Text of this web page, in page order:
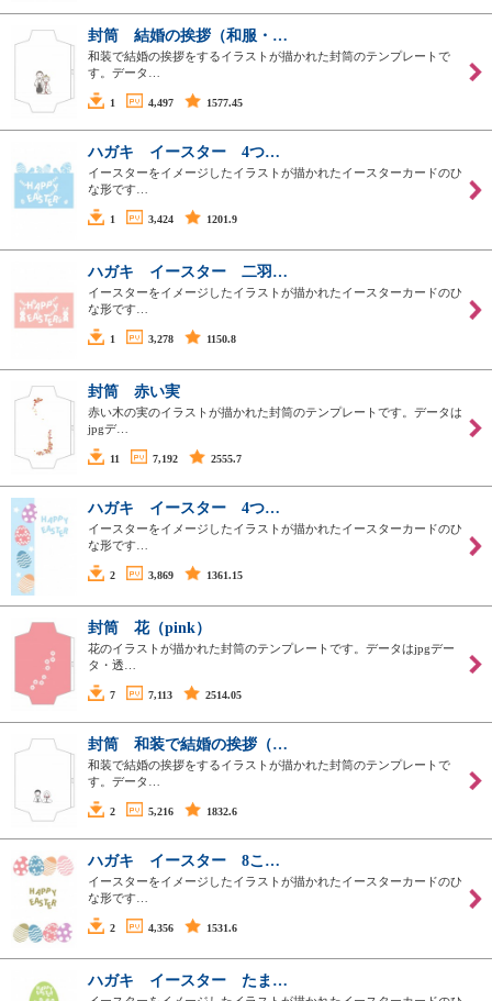
封筒 結婚の挨拶（和服・…
和装で結婚の挨拶をするイラストが描かれた封筒のテンプレートで
す。データ…
1 4,497 1577.45
ハガキ イースター 4つ…
イースターをイメージしたイラストが描かれたイースターカードのひ
な形です…
1 3,424 1201.9
ハガキ イースター 二羽…
イースターをイメージしたイラストが描かれたイースターカードのひ
な形です…
1 3,278 1150.8
封筒 赤い実
赤い木の実のイラストが描かれた封筒のテンプレートです。データは
jpgデ…
11 7,192 2555.7
ハガキ イースター 4つ…
イースターをイメージしたイラストが描かれたイースターカードのひ
な形です…
2 3,869 1361.15
封筒 花（pink）
花のイラストが描かれた封筒のテンプレートです。データはjpgデー
タ・透…
7 7,113 2514.05
封筒 和装で結婚の挨拶（…
和装で結婚の挨拶をするイラストが描かれた封筒のテンプレートで
す。データ…
2 5,216 1832.6
ハガキ イースター 8こ…
イースターをイメージしたイラストが描かれたイースターカードのひ
な形です…
2 4,356 1531.6
ハガキ イースター たま…